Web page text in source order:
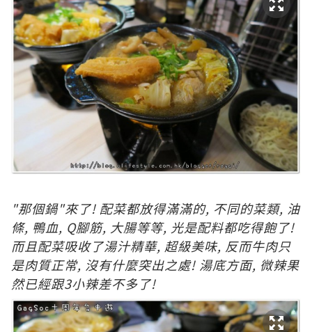
"那個鍋"來了! 配菜都放得滿滿的, 不同的菜類, 油
條, 鴨血, Q腳筋, 大腸等等, 光是配料都吃得飽了!
而且配菜吸收了湯汁精華, 超級美味, 反而牛肉只
是肉質正常, 沒有什麼突出之處! 湯底方面, 微辣果
然已經跟3小辣差不多了!